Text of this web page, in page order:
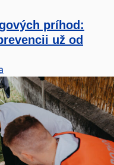
príhod:
už od